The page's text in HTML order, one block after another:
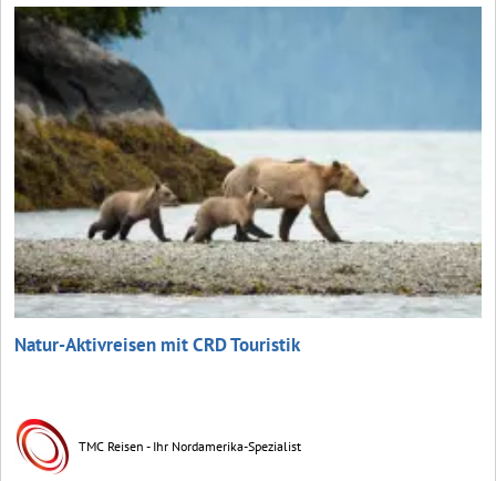
Natur-Aktivreisen mit CRD Touristik
TMC Reisen - Ihr Nordamerika-Spezialist